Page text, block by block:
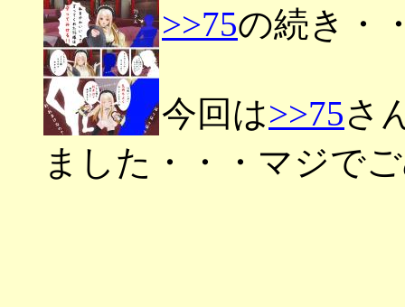
>>75の続き・
今回は>>75さ
ました・・・マジで